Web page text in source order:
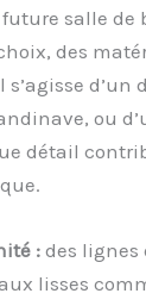
future salle
des
d’un
ou
détail
:des lignes
lisses